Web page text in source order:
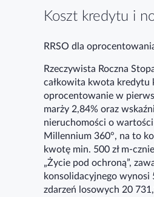
Koszt kredytu i
RRSO dla
Rzeczywista Roczna
całkowita kwota kredytu
oprocentowanie w
marży 2,84% oraz
nieruchomości o
Millennium 360°, na to
kwotę min. 500 zł m-
„Życie pod ochroną”,
konsolidacyjnego wynosi
zdarzeń losowych 20